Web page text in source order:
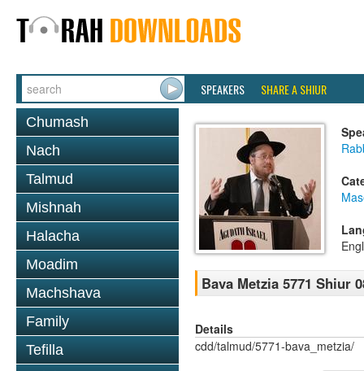
SPEAKERS SHARE A SHIUR
Chumash
Nach
Talmud
Mishnah
Halacha
Moadim
Machshava
Family
Tefilla
Bava Metzia 5771 Shiur
Details
cdd/talmud/5771-bava_metzia/